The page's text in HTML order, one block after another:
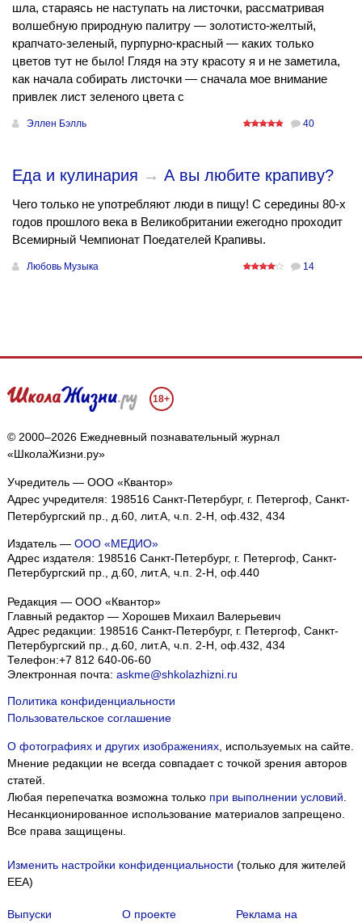
шла, стараясь не наступать на листочки, рассматривая
волшебную природную палитру — золотисто-желтый,
крапчато-зеленый, пурпурно-красный — каких только
цветов тут не было! Глядя на эту красоту я и не заметила,
как начала собирать листочки — сначала мое внимание
привлек лист зеленого цвета с
Эллен Бэлль 40
Еда и кулинария → А вы любите крапиву?
Чего только не употребляют люди в пищу! С середины 80-х
годов прошлого века в Великобритании ежегодно проходит
Всемирный Чемпионат Поедателей Крапивы.
Любовь Музыка 14
18+
© 2000–2026 Ежедневный познавательный журнал
«ШколаЖизни.ру»
Учредитель — ООО «Квантор»
Адрес учредителя: 198516 Санкт-Петербург, г. Петергоф, Санкт-
Петербургский пр., д.60, лит.А, ч.п. 2-Н, оф.432, 434
Издатель — ООО «МЕДИО»
Адрес издателя: 198516 Санкт-Петербург, г. Петергоф, Санкт-
Петербургский пр., д.60, лит.А, ч.п. 2-Н, оф.440
Редакция — ООО «Квантор»
Главный редактор — Хорошев Михаил Валерьевич
Адрес редакции: 198516 Санкт-Петербург, г. Петергоф, Санкт-
Петербургский пр., д.60, лит.А, ч.п. 2-Н, оф.432, 434
Телефон:+7 812 640-06-60
Электронная почта: askme@shkolazhizni.ru
Политика конфиденциальности
Пользовательское соглашение
О фотографиях и других изображениях, используемых на сайте.
Мнение редакции не всегда совпадает с точкой зрения авторов
статей.
Любая перепечатка возможна только при выполнении условий.
Несанкционированное использование материалов запрещено.
Все права защищены.
Изменить настройки конфиденциальности (только для жителей
EEA)
Выпуски О проекте Реклама на